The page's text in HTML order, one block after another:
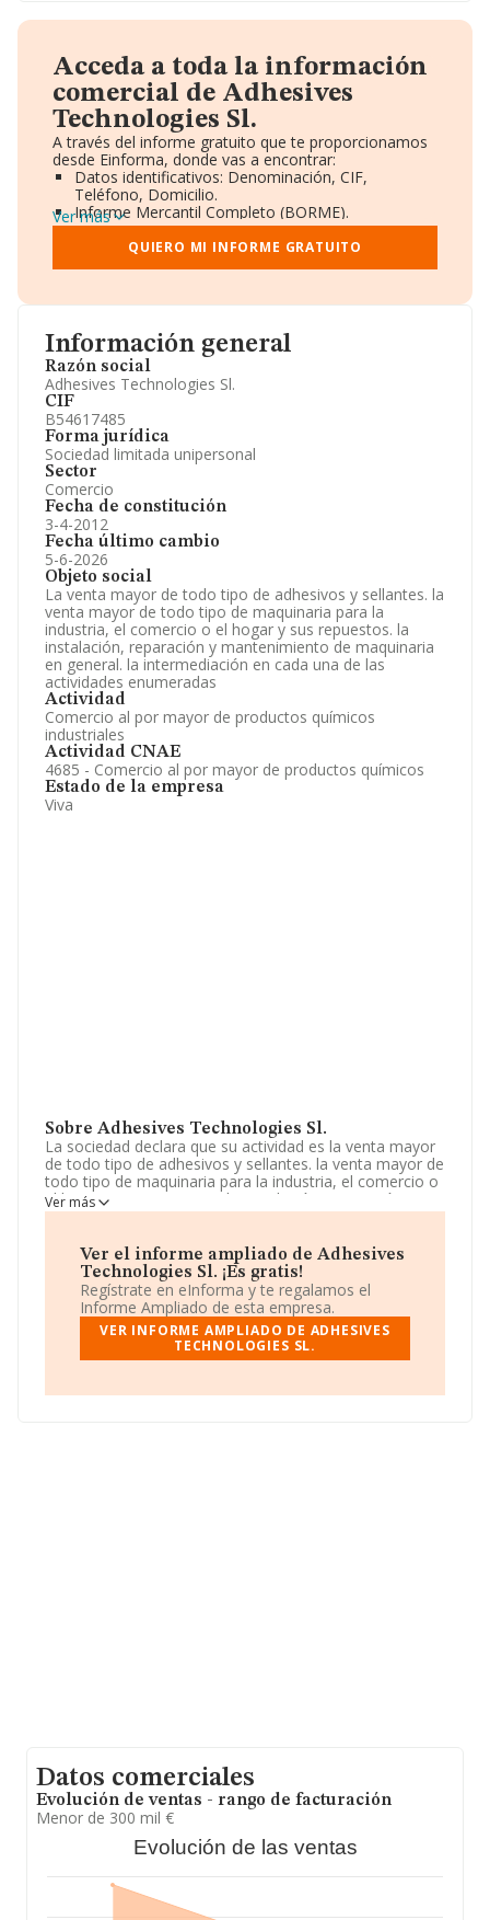
Información general
Razón social
Adhesives Technologies Sl.
CIF
B54617485
Forma jurídica
Sociedad limitada unipersonal
Sector
Comercio
Fecha de constitución
3-4-2012
Fecha último cambio
5-6-2026
Objeto social
La venta mayor de todo tipo de adhesivos y sellantes. la
venta mayor de todo tipo de maquinaria para la
industria, el comercio o el hogar y sus repuestos. la
instalación, reparación y mantenimiento de maquinaria
en general. la intermediación en cada una de las
actividades enumeradas
Actividad
Comercio al por mayor de productos químicos
industriales
Actividad CNAE
4685 - Comercio al por mayor de productos químicos
Estado de la empresa
Viva
Sobre Adhesives Technologies Sl.
La sociedad declara que su actividad es la venta mayor
de todo tipo de adhesivos y sellantes. la venta mayor de
todo tipo de maquinaria para la industria, el comercio o
el hogar y sus repuestos. la instalación, reparación y
mantenimiento de maquinaria en general. la
enumeradas. La empresa aparece inscrita en el Registro
Mercantil como Sociedad Limitada. La actividad de
referencia CNAE corresponde a '%cnae%', cuyo Código
es 4685. La empresa no tiene actividad en mercados
exteriores.
El número de empleados ha sido el mismo con respecto
tenido un número de empleados por debajo de la media
Ver más
Ver el informe ampliado de Adhesives
Technologies Sl. ¡Es gratis!
Regístrate en eInforma y te regalamos el
Informe Ampliado de esta empresa.
VER INFORME AMPLIADO DE ADHESIVES
TECHNOLOGIES SL.
Acceda a toda la información
comercial de Adhesives
Technologies Sl.
A través del informe gratuito que te proporcionamos
desde Einforma, donde vas a encontrar:
Datos identificativos: Denominación, CIF,
Teléfono, Domicilio.
Informe Mercantil Completo (BORME).
Gráficos de Evolución Ventas y Empleados.
Consejo de Administración y Administradores.
Directivos y Ejecutivos.
Información oficial y registral complementaria.
Ver más
QUIERO MI INFORME GRATUITO
Datos comerciales
Evolución de ventas - rango de facturación
Menor de 300 mil €
Evolución de las ventas